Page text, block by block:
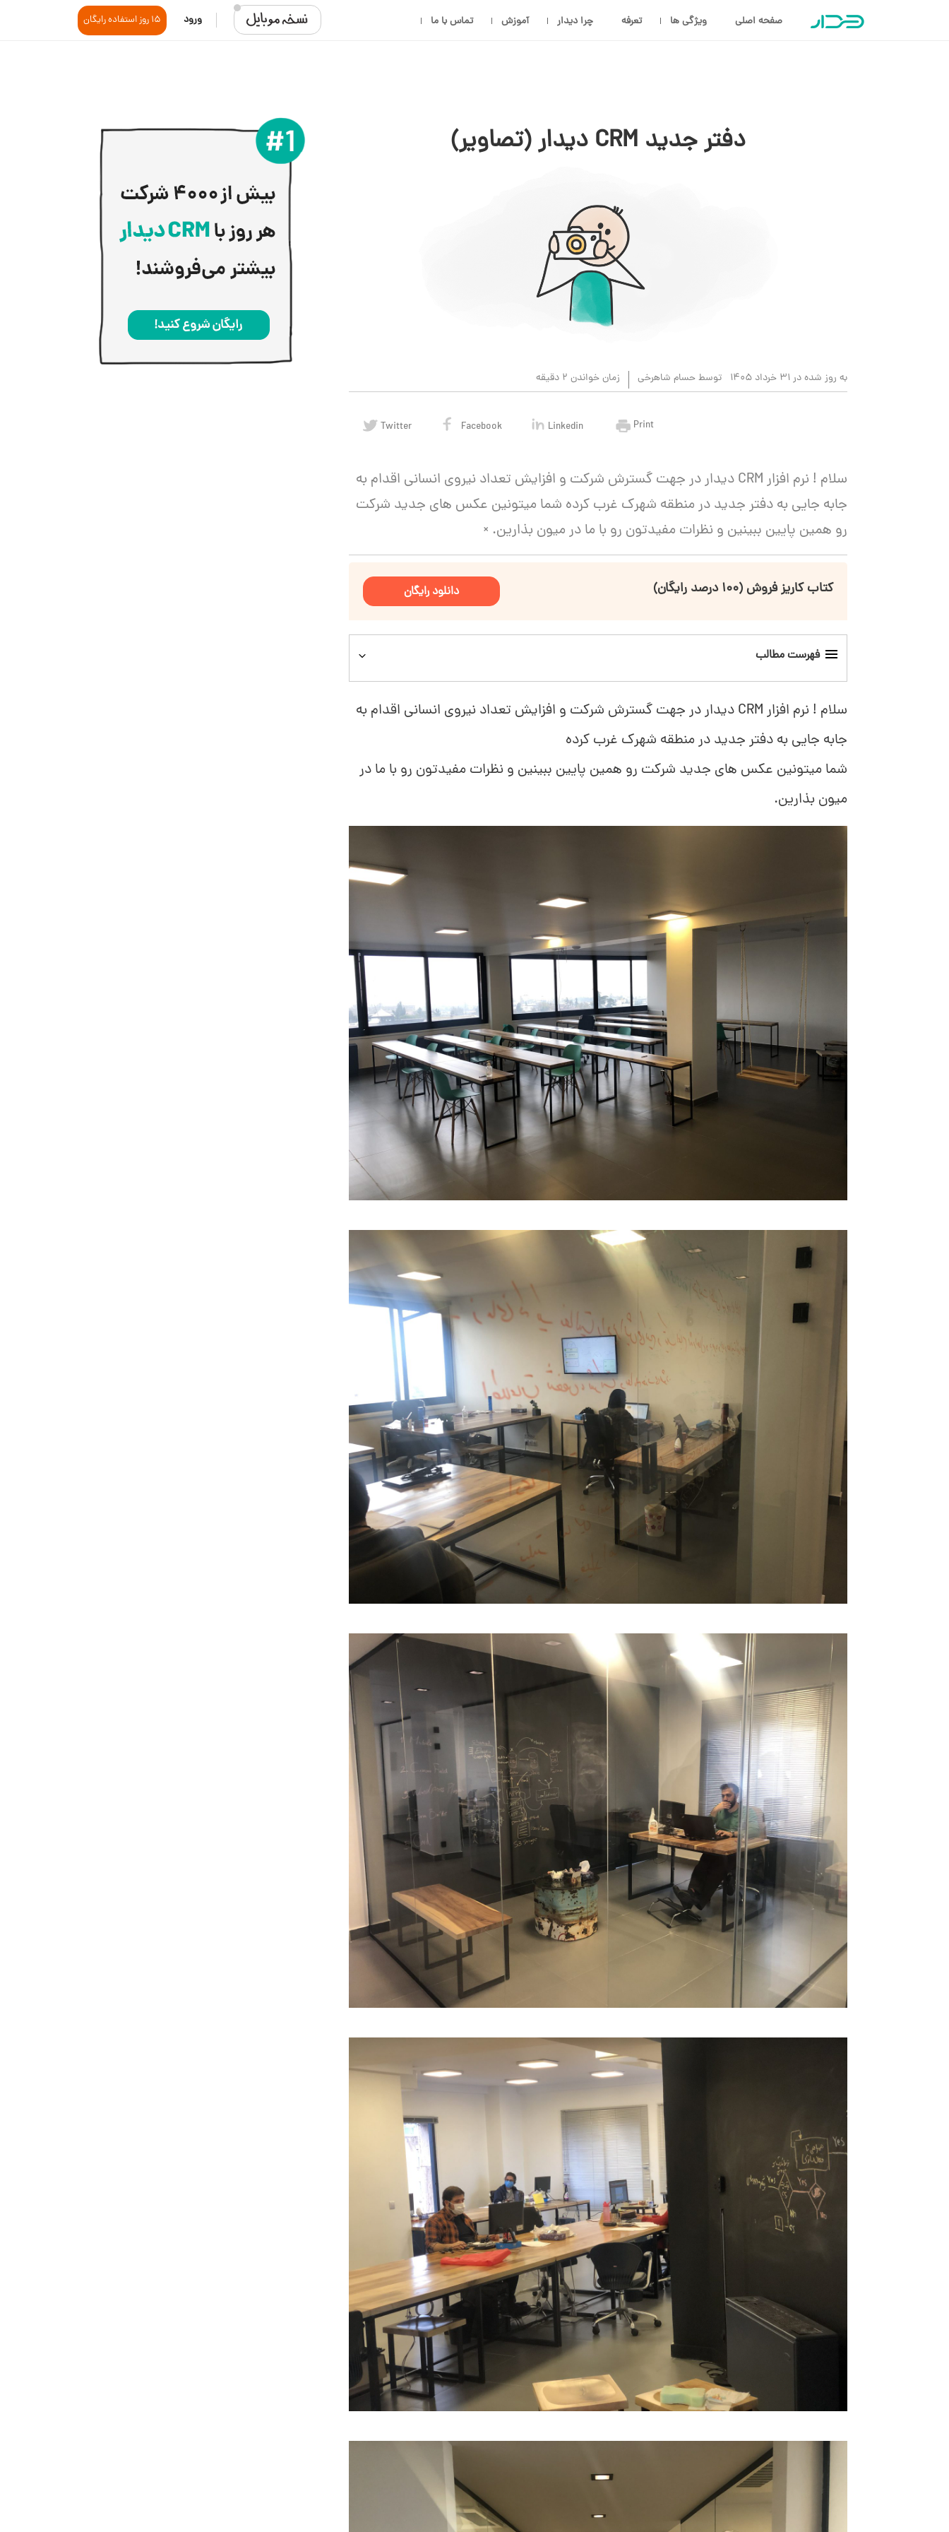
صفحه اصلی ویژگی ها تعرفه چرا دیدار آموزش تماس با ما ورود 15 روز استفاده رایگان
دفتر جدید CRM دیدار (تصاویر)
به روز شده در 31 خرداد 1405 توسط حسام شاهرخی زمان خواندن 2 دقیقه
Twitter Facebook Linkedin Print
سلام ! نرم افزار CRM دیدار در جهت گسترش شرکت و افزایش تعداد نیروی انسانی اقدام به
جابه جایی به دفتر جدید در منطقه شهرک غرب کرده شما میتونین عکس های جدید شرکت
رو همین پایین ببینین و نظرات مفیدتون رو با ما در میون بذارین. ×
کتاب کاریز فروش (۱۰۰ درصد رایگان) دانلود رایگان
فهرست مطالب
سلام ! نرم افزار CRM دیدار در جهت گسترش شرکت و افزایش تعداد نیروی انسانی اقدام به
جابه جایی به دفتر جدید در منطقه شهرک غرب کرده
شما میتونین عکس های جدید شرکت رو همین پایین ببینین و نظرات مفیدتون رو با ما در
میون بذارین.